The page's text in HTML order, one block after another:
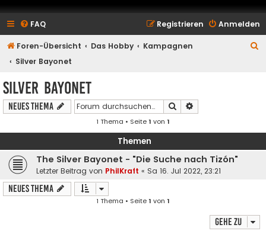
FAQ Anmelden
Registrieren
Foren-Übersicht Das Hobby
Kampagnen
Silver Bayonet
Silver Bayonet
Neues Thema Suche
1 Thema • Seite1 von 1
Themen
The Silver Bayonet - "Die Suche nach Tizón"
Letzter Beitrag von PhilKraft « Sa 16. Jul 2022, 23:21
Neues Thema
1 Thema • Seite1 von 1
Gehe zu